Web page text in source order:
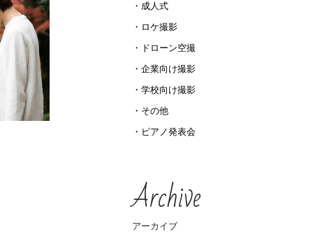
成人式
ロケ撮影
ドローン空撮
企業向け撮影
学校向け撮影
その他
ピアノ発表会
Archive
アーカイブ